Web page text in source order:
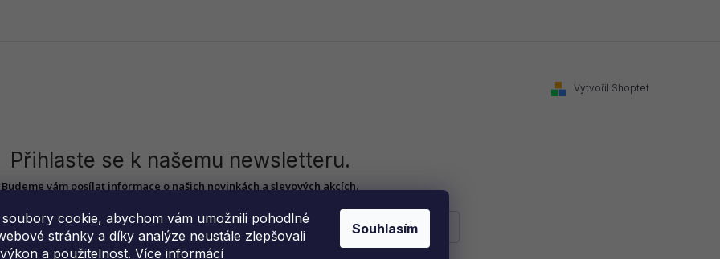
cookie, abychom vám umožnili pohodlné
stránky a díky analýze neustále zlepšovali
a použitelnost. Více informácí
Souhlasím
Vytvořil Shoptet
Přihlaste se k našemu newsletteru.
Budeme vám posílat informace o našich novinkách a slevových akcích.